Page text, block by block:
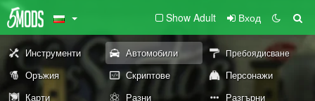
Show Adult Вход
Инструменти Автомобили Пребоядисване
Оръжия Скриптове
Персонажи
Карти
Разни Разгърни